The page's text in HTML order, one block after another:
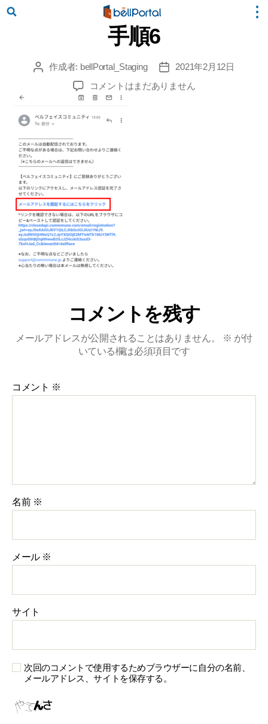
手順6
投 作成者: bellPortal_Staging
投
稿
日
2021年2月12日
手
順
コメントはまだありません
コメントを残す
メールアドレスが公開されることはありません。 ※ が付
いている欄は必須項目です
コメント ※
名前 ※
メール ※
サイト
次回のコメントで使用するためブラウザーに自分の名前、
メールアドレス、サイトを保存する。